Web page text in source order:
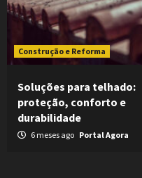
Construção e Reforma
Soluções para telhado:
proteção, conforto e
durabilidade
6 meses ago Portal Agora